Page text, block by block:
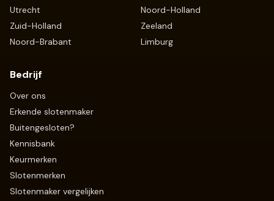
Utrecht
Noord-Holland
Zuid-Holland
Zeeland
Noord-Brabant
Limburg
Bedrijf
Over ons
Erkende slotenmaker
Buitengesloten?
Kennisbank
Keurmerken
Slotenmerken
Slotenmaker vergelijken